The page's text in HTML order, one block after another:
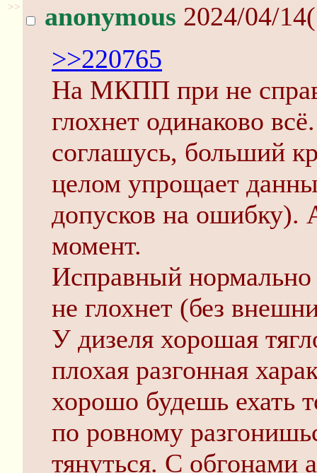
>> anonymous 2024/04/
>>220765
На МКПП при не
глохнет одинаково
соглашусь, больший
целом упрощает
допусков на
момент.
Исправный нормально
не глохнет (без
У дизеля хорошая
плохая разгонная
хорошо будешь ехать
по ровному
тянуться. С обгонами